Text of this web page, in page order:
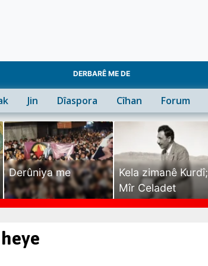
DERBARÊ ME DE
Jin Dîaspora Cîhan Forum
Derûniya me
Kela zimanê Kurdî;
Mîr Celadet